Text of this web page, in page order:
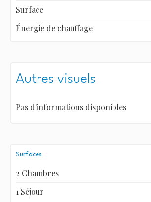
Surface
Énergie de chauffage
Autres visuels
Pas d'informations disponibles
Surfaces
2 Chambres
1 Séjour